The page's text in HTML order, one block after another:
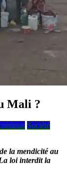
Mali ?
Société
la mendicité au
loi interdit la